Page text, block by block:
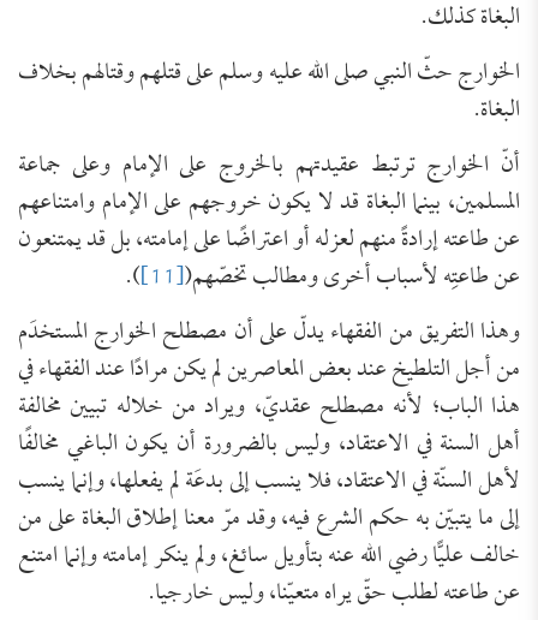
البغاة كذلك.
الخوارج حثّ النبي صلى الله عليه وسلم على قتلهم وقتالهم بخلاف
البغاة.
أنّ الخوارج ترتبط عقيدتهم بالخروج على الإمام وعلى جماعة
المسلمين، بينما البغاة قد لا يكون خروجهم على الإمام وامتناعهم
عن طاعته إرادةً منهم لعزله أو اعتراضًا على إمامته، بل قد يمتنعون
عن طاعتِه لأسباب أخرى ومطالب تخصّهم([11]
).
وهذا التفريق من الفقهاء يدلّ على أن مصطلح الخوارج المستخدَم
من أجل التلطيخ عند بعض المعاصرين لم يكن مرادًا عند الفقهاء في
هذا الباب؛ لأنه مصطلح عقديّ، ويراد من خلاله تبيين مخالفة
أهل السنة في الاعتقاد، وليس بالضرورة أن يكون الباغي مخالفًا
لأهل السنّة في الاعتقاد، فلا ينسب إلى بدعَة لم يفعلها، وإنما ينسب
إلى ما يتبيّن به حكم الشرع فيه، وقد مرّ معنا إطلاق البغاة على من
خالف عليًّا رضي الله عنه بتأويل سائغ، ولم ينكر إمامته وإنما امتنع
عن طاعته لطلب حقّ يراه متعيّنا، وليس خارجيا.